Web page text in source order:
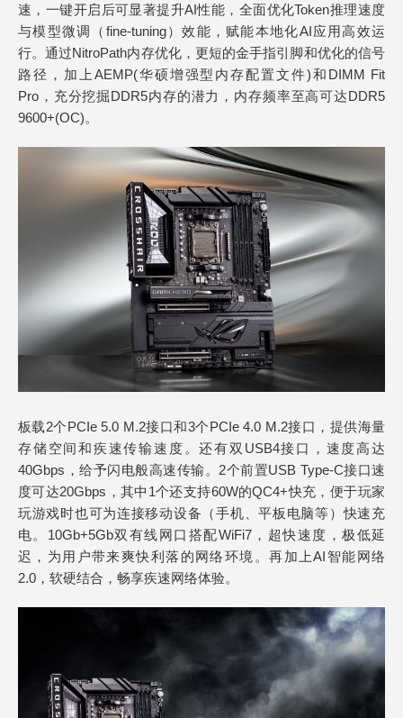
速，一键开启后可显著提升AI性能，全面优化Token推理速度
与模型微调（fine-tuning）效能，赋能本地化AI应用高效运
行。通过NitroPath内存优化，更短的金手指引脚和优化的信号
路径，加上AEMP(华硕增强型内存配置文件)和DIMM Fit
Pro，充分挖掘DDR5内存的潜力，内存频率至高可达DDR5
9600+(OC)。
板载2个PCIe 5.0 M.2接口和3个PCIe 4.0 M.2接口，提供海量
存储空间和疾速传输速度。还有双USB4接口，速度高达
40Gbps，给予闪电般高速传输。2个前置USB Type-C接口速
度可达20Gbps，其中1个还支持60W的QC4+快充，便于玩家
玩游戏时也可为连接移动设备（手机、平板电脑等）快速充
电。10Gb+5Gb双有线网口搭配WiFi7，超快速度，极低延
迟，为用户带来爽快利落的网络环境。再加上AI智能网络
2.0，软硬结合，畅享疾速网络体验。